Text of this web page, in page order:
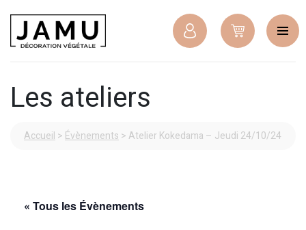
Les ateliers
Accueil > Évènements > Atelier Kokedama – Jeudi 24/10/24
« Tous les Évènements